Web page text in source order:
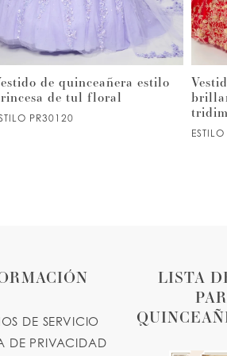
de quinceañera estilo
de tul floral
PR30120
LISTA
DE SERVICIO
DE PRIVACIDAD